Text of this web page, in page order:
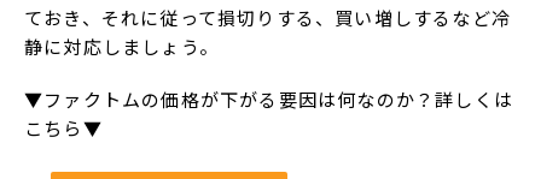
ておき、それに従って損切りする、買い増しするなど冷
静に対応しましょう。
▼ファクトムの価格が下がる要因は何なのか？詳しくは
こちら▼